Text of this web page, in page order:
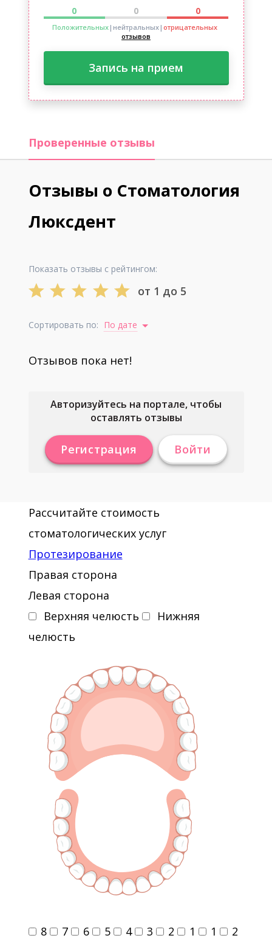
0 0 0
Положительных|нейтральных| отрицательных
отзывов
Запись на прием
Проверенные отзывы
Отзывы о Стоматология
Люксдент
Показать отзывы с рейтингом:
от 1 до 5
Сортировать по: По дате
Отзывов пока нет!
Авторизуйтесь на портале, чтобы
оставлять отзывы
Регистрация Войти
Рассчитайте стоимость
стоматологических услуг
Протезирование
Правая сторона
Левая сторона
Верхняя челюсть
Нижняя
челюсть
8 7 6 5 4 3 2 1 1 2